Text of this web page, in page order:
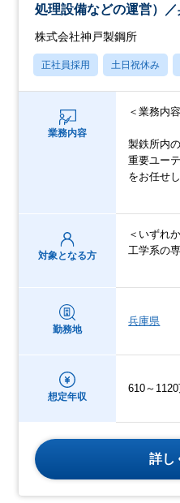
処理設備などの運営）／
株式会社神戸製鋼所
正社員採用 土日祝休み
業務内容
＜業務内
製鉄所内
重要ユー
をお任せし
対象となる方
＜いずれ
工学系の
勤務地
兵庫県
想定年収
610～1120
詳し